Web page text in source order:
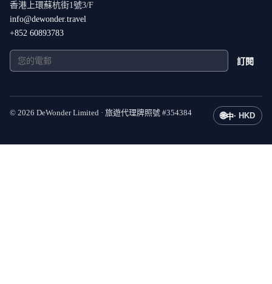
香港上環蘇杭街1號3/F
info@dewonder.travel
+852 60893783
訂閱
© 2026 DeWonder Limited · 旅遊代理牌照號 #354384 🌐中· HKD